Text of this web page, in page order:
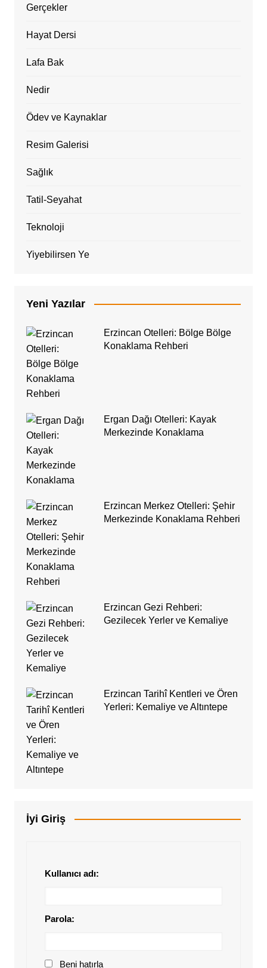
Gerçekler
Hayat Dersi
Lafa Bak
Nedir
Ödev ve Kaynaklar
Resim Galerisi
Sağlık
Tatil-Seyahat
Teknoloji
Yiyebilirsen Ye
Yeni Yazılar
Erzincan Otelleri: Bölge Bölge
Konaklama Rehberi
Ergan Dağı Otelleri: Kayak
Merkezinde Konaklama
Erzincan Merkez Otelleri: Şehir
Merkezinde Konaklama Rehberi
Erzincan Gezi Rehberi:
Gezilecek Yerler ve Kemaliye
Erzincan Tarihî Kentleri ve Ören
Yerleri: Kemaliye ve Altıntepe
İyi Giriş
Kullanıcı adı:
Parola:
Beni hatırla